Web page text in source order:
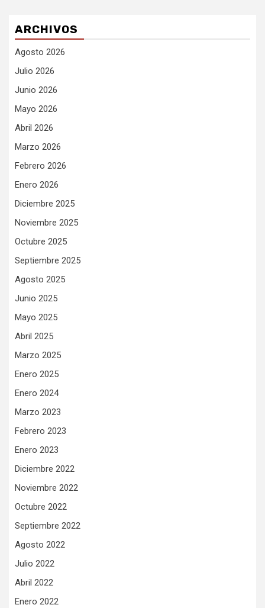
ARCHIVOS
Agosto 2026
Julio 2026
Junio 2026
Mayo 2026
Abril 2026
Marzo 2026
Febrero 2026
Enero 2026
Diciembre 2025
Noviembre 2025
Octubre 2025
Septiembre 2025
Agosto 2025
Junio 2025
Mayo 2025
Abril 2025
Marzo 2025
Enero 2025
Enero 2024
Marzo 2023
Febrero 2023
Enero 2023
Diciembre 2022
Noviembre 2022
Octubre 2022
Septiembre 2022
Agosto 2022
Julio 2022
Abril 2022
Enero 2022